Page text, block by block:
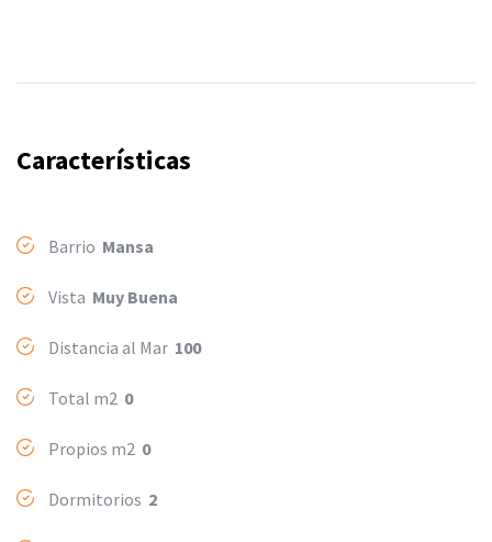
Características
Barrio Mansa
Vista Muy Buena
Distancia al Mar 100
Total m2 0
Propios m2 0
Dormitorios 2